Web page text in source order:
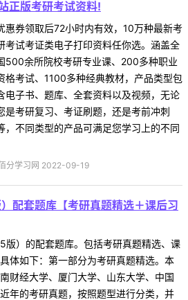
正版考研考试资料!
惠券领取后72小时内有效，10万种最新考
考试考证类电子打印资料任你选。涵盖全
500余所院校考研专业课、200多种职业
格考试、1100多种经典教材，产品类型包
电子书、题库、全套资料以及视频，无论
是考研复习、考证刷题，还是考前冲刺
，不同类型的产品可满足您学习上的不同
分学习网 2022-09-19
配套题库【考研真题精选＋课后习
版）的配套题库。包括考研真题精选、课
体如下：第一部分为考研真题精选。本
财经大学、厦门大学、山东大学、中国
年的考研真题，按照题型进行分类，并